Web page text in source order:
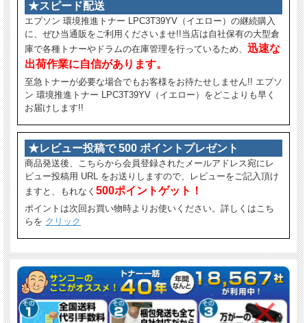
★スピード配送
エプソン 環境推進トナー LPC3T39YV（イエロー）の継続購入
に、ぜひ当通販をご利用くださいませ!!当店は自社保有の大型倉
庫で各種トナーやドラムの在庫管理を行っているため、 迅速な
出荷作業に自信があります。
至急トナーが必要な場合でもお客様をお待たせしません!! エプソ
ン 環境推進トナー LPC3T39YV（イエロー）をどこよりも早く
お届けします!!
★レビュー投稿で 500 ポイントプレゼント
商品発送後、こちらから会員登録されたメールアドレス宛にレ
ビュー投稿用 URL をお送りしますので、レビューをご記入頂け
ますと、もれなく 500ポイントゲット！
ポイントは次回お買い物時よりお使いください。詳しくはこち
らを クリック